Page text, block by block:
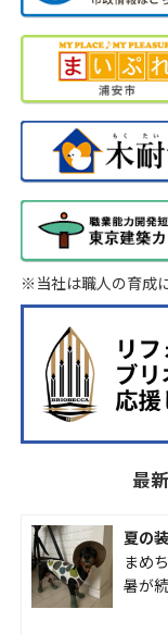
※当社は職人の育成
最
夏の
まめ
暑が